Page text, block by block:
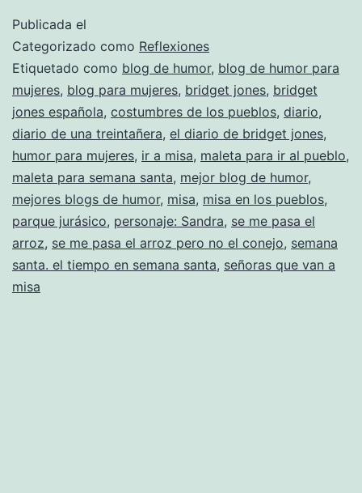
misa
Publicada el
Categorizado como Reflexiones
Etiquetado como blog de humor, blog de humor para
mujeres, blog para mujeres, bridget jones, bridget
jones española, costumbres de los pueblos, diario,
diario de una treintañera, el diario de bridget jones,
humor para mujeres, ir a misa, maleta para ir al pueblo,
maleta para semana santa, mejor blog de humor,
mejores blogs de humor, misa, misa en los pueblos,
parque jurásico, personaje: Sandra, se me pasa el
arroz, se me pasa el arroz pero no el conejo, semana
santa. el tiempo en semana santa, señoras que van a
misa